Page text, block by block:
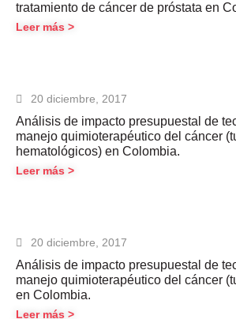
tratamiento de cáncer de próstata en
Leer más >
20 diciembre, 2017
Análisis de impacto presupuestal de
manejo quimioterapéutico del cáncer
hematológicos) en Colombia.
Leer más >
20 diciembre, 2017
Análisis de impacto presupuestal de
manejo quimioterapéutico del cáncer
en Colombia.
Leer más >